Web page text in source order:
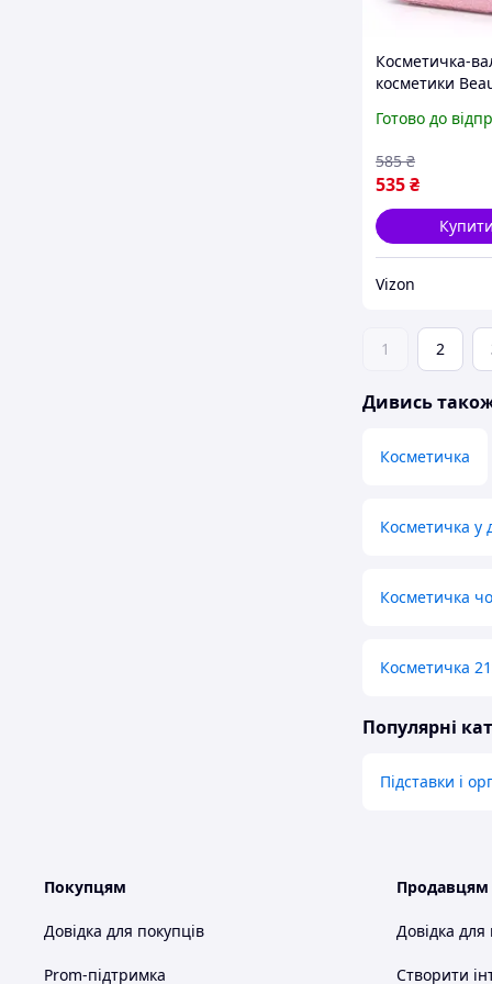
Косметичка-
косметики
Готово до
535₴
585 ₴
Купити
Vizon
1 2
Дивись
Косметичка
Косметичка у
Косметичка
Косметичка
Популярні
Підставки і
Покупцям
Довідка для покупців
Prom-підтримка
Продавцям
Довідка для
Створити